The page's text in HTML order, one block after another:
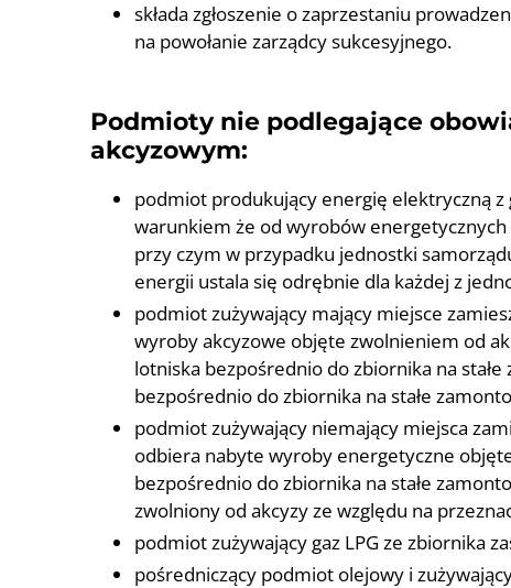
składa zgłoszenie o zaprzestaniu
na powołanie zarządcy sukcesyjnego.
Podmioty nie podlegające
akcyzowym:
podmiot produkujący energię elektryczną
warunkiem że od wyrobów energetycznych
przy czym w przypadku jednostki
energii ustala się odrębnie dla każdej z
podmiot zużywający mający miejsce
wyroby akcyzowe objęte zwolnieniem od
lotniska bezpośrednio do zbiornika na
bezpośrednio do zbiornika na stałe
podmiot zużywający niemający miejsca
odbiera nabyte wyroby energetyczne
bezpośrednio do zbiornika na stałe
zwolniony od akcyzy ze względu na
podmiot zużywający gaz LPG ze zbiornika
pośredniczący podmiot olejowy i